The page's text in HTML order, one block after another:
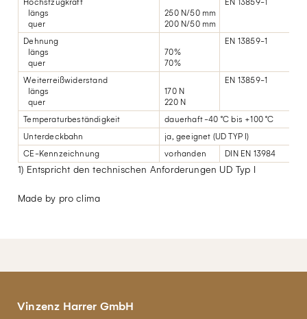
längs
quer
250 N/50 mm
200 N/50 mm
Dehnung
längs
quer
70%
70%
EN 13859-1
Weiterreißwiderstand
längs
quer
170 N
220 N
EN 13859-1
Temperaturbeständigkeit
dauerhaft -40 °C bis +100 °C
Unterdeckbahn
ja, geeignet (UD TYP I)
CE-Kennzeichnung
vorhanden DIN EN 13984
1) Entspricht den technischen Anforderungen UD Typ I
Made by pro clima
Vinzenz Harrer GmbH